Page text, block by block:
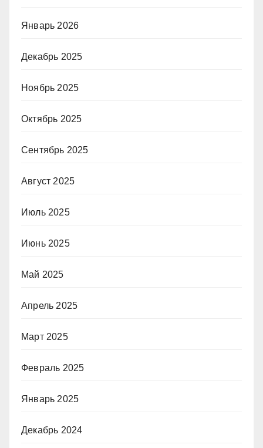
Январь 2026
Декабрь 2025
Ноябрь 2025
Октябрь 2025
Сентябрь 2025
Август 2025
Июль 2025
Июнь 2025
Май 2025
Апрель 2025
Март 2025
Февраль 2025
Январь 2025
Декабрь 2024